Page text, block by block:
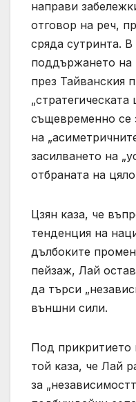
направи
отговор на реч,
сряда сутринта.
поддържането на
през Тайванския
същевременно се
на
засилването на
отбраната на
Цзян каза, че
тенденция на
дълбоките
пейзаж, Лай
да търси
външни сили.
Под прикритието
той каза, че Лай
за